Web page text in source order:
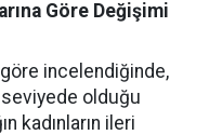
Göre Değişimi
göre incelendiğinde,
olduğu
kadınların ileri